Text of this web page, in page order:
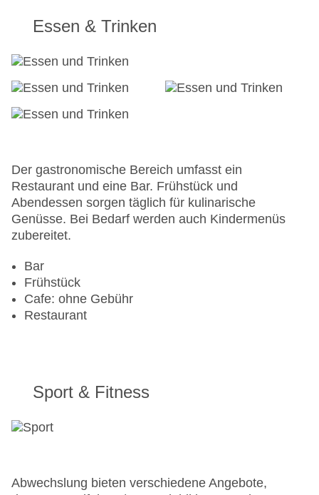
Gesamtanzahl der Zimmer: 111
Zahlungsarten: American Express, Mastercard,
Landeskategorie: 4,5 Sterne
Essen & Trinken
Der gastronomische Bereich umfasst ein
Restaurant und eine Bar. Frühstück und
Abendessen sorgen täglich für kulinarische
Genüsse. Bei Bedarf werden auch Kindermenüs
zubereitet.
Bar
Frühstück
Cafe: ohne Gebühr
Restaurant
Sport & Fitness
Abwechslung bieten verschiedene Angebote,